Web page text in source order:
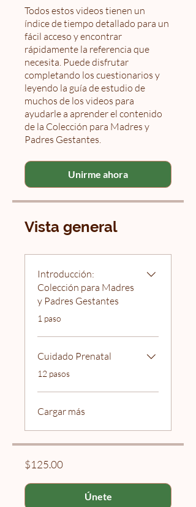
Todos estos videos tienen un
índice de tiempo detallado para un
fácil acceso y encontrar
rápidamente la referencia que
necesita. Puede disfrutar
completando los cuestionarios y
leyendo la guía de estudio de
muchos de los videos para
ayudarle a aprender el contenido
de la Colección para Madres y
Padres Gestantes.
Unirme ahora
Vista general
Introducción:
Colección para Madres
y Padres Gestantes
.1 paso
Cuidado Prenatal
.12 pasos
Cargar más
$125.00
Únete